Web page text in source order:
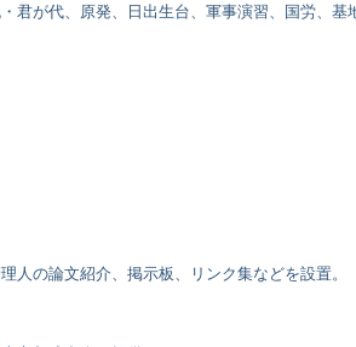
君が代、原発、日出生台、軍事演習、国労、
人の論文紹介、掲示板、リンク集などを設置。